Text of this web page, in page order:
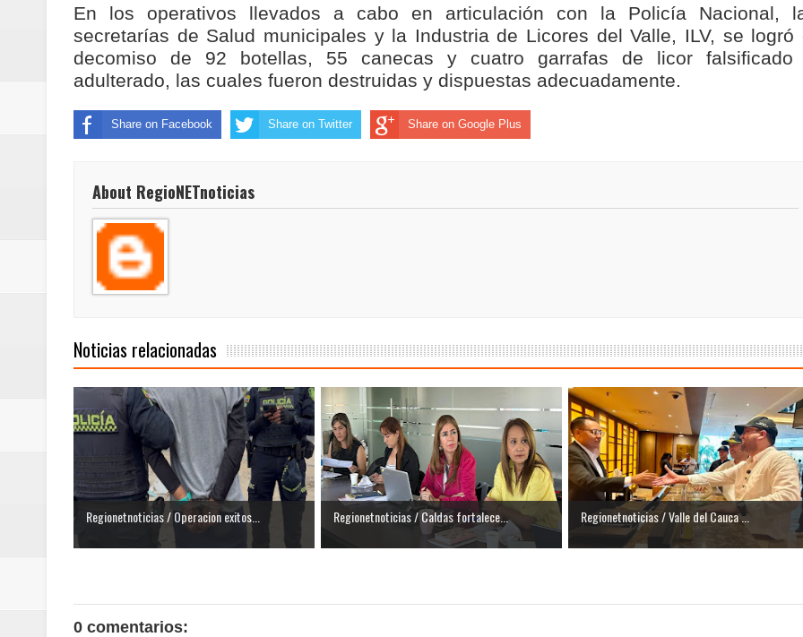
atención
En los operativos llevados a cabo en articulación con la Policía Nacional,
secretarías de Salud municipales y la Industria de Licores del Valle, ILV, se logró
decomiso de 92 botellas, 55 canecas y cuatro garrafas de licor falsificado
adulterado, las cuales fueron destruidas y dispuestas adecuadamente.
Share on Facebook Share on Twitter Share on Google Plus
About RegioNETnoticias
Noticias relacionadas
Regionetnoticias / Operacion exitos... Regionetnoticias / Caldas fortalece... Regionetnoticias / Valle del Cauca ...
0 comentarios: